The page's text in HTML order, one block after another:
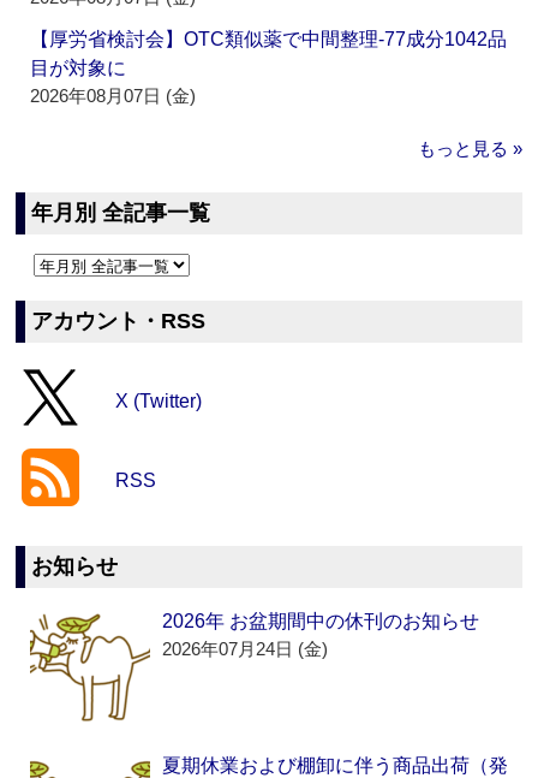
【厚労省検討会】OTC類似薬で中間整理‐77成分1042品
目が対象に
2026年08月07日 (金)
もっと見る »
年月別 全記事一覧
アカウント・RSS
X (Twitter)
RSS
お知らせ
2026年 お盆期間中の休刊のお知らせ
2026年07月24日 (金)
夏期休業および棚卸に伴う商品出荷（発